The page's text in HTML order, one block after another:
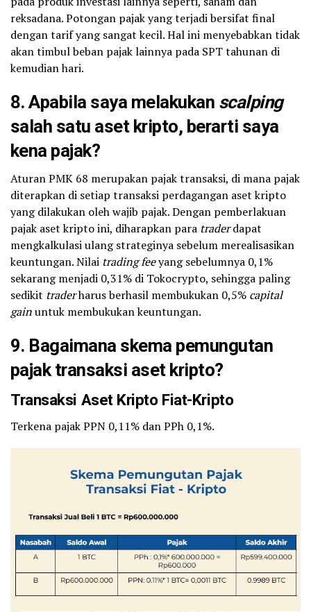
reksadana. Potongan pajak yang terjadi bersifat final
dengan tarif yang sangat kecil. Hal ini menyebabkan tidak
akan timbul beban pajak lainnya pada SPT tahunan di
kemudian hari.
8. Apabila saya melakukan scalping
salah satu aset kripto, berarti saya
kena pajak?
Aturan PMK 68 merupakan pajak transaksi, di mana pajak
diterapkan di setiap transaksi perdagangan aset kripto
yang dilakukan oleh wajib pajak. Dengan pemberlakuan
pajak aset kripto ini, diharapkan para traderdapat
mengkalkulasi ulang strateginya sebelum merealisasikan
keuntungan. Nilai trading feeyang sebelumnya 0,1%
sekarang menjadi 0,31% di Tokocrypto, sehingga paling
sedikit traderharus berhasil membukukan 0,5% capital
gainuntuk membukukan keuntungan.
9. Bagaimana skema pemungutan
pajak transaksi aset kripto?
Transaksi Aset Kripto Fiat-Kripto
Terkena pajak PPN 0,11% dan PPh 0,1%.